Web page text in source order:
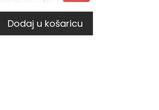
Dodaj u košaricu